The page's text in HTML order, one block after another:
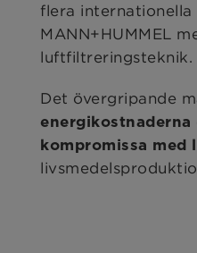
flera
MANN+HUMMEL
luftfiltreringsteknik.
Det övergripande
energikostnaderna
kompromissa